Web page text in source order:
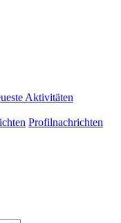
Aktivitäten
Profilnachrichten